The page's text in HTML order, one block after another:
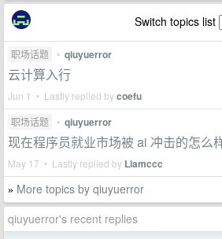
Switch topics list
职场话题 • qiuyuerror
云计算入行
Jun 1 • Lastly replied bycoefu
职场话题 • qiuyuerror
现在程序员就业市场被 ai 冲击的怎么
May 17 • Lastly replied by Liamccc
» More topics by qiuyuerror
qiuyuerror's recent replies